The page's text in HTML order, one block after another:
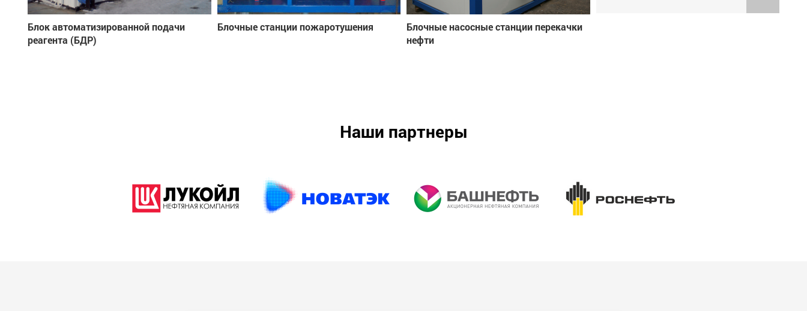
Блок автоматизированной подачи
реагента (БДР)
Блочные станции пожаротушения
Блочные насосные станции перекачки
нефти
Наши партнеры